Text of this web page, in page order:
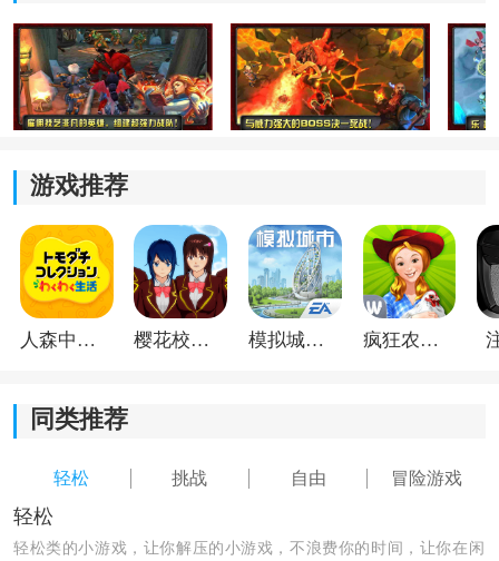
《命运英雄传》游戏介绍：
1.会呈现出很多的职业和不同的人物角色，要了解到每一
个职业的战斗方式和技能展示方式。
2.社交互动性很强，游戏支持多人联机玩法，可以和其他
3.完成任务后会获得一些奖励，还会提升玩家们的战斗经
游戏推荐
人森中文版 樱花校园模拟器1.048.00中文版 模拟城市我是巿长联机版 疯狂农场3美国派19
同类推荐
轻松 挑战 自由 冒险游戏
轻松
轻松类的小游戏，让你解压的小游戏，不浪费你的时间，让你在闲